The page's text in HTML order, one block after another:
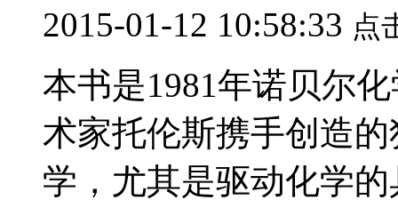
2015-01-12 10:58:33 点
本书是1981年诺贝尔
术家托伦斯携手创造
学，尤其是驱动化学